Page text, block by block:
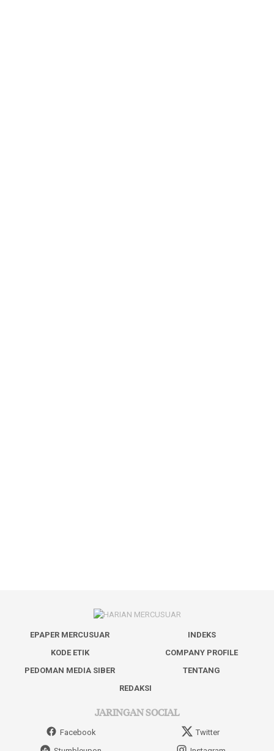
EPAPER MERCUSUAR
INDEKS
KODE ETIK
COMPANY PROFILE
PEDOMAN MEDIA SIBER
TENTANG
REDAKSI
JARINGAN SOCIAL
Facebook
Twitter